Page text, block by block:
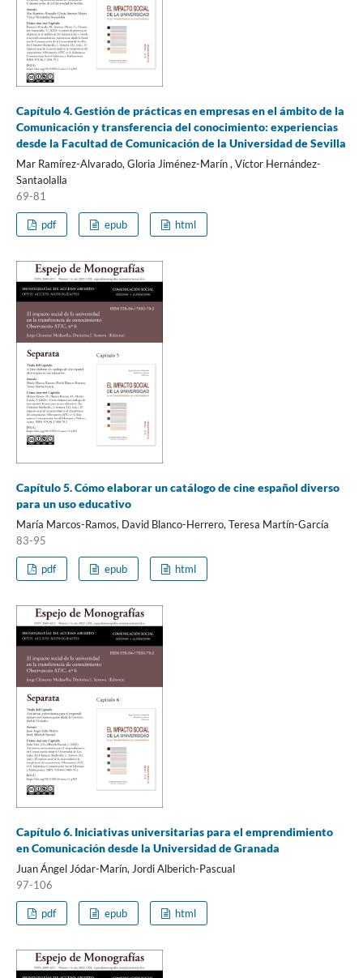
Capítulo 4. Gestión de prácticas en empresas en el ámbito de la
Comunicación y transferencia del conocimiento: experiencias
desde la Facultad de Comunicación de la Universidad de Sevilla
Mar Ramírez-Alvarado, Gloria Jiménez-Marín , Víctor Hernández-
Santaolalla
69-81
pdf epub html
Capítulo 5. Cómo elaborar un catálogo de cine español diverso
para un uso educativo
María Marcos-Ramos, David Blanco-Herrero, Teresa Martín-García
83-95
pdf epub html
Capítulo 6. Iniciativas universitarias para el emprendimiento
en Comunicación desde la Universidad de Granada
Juan Ángel Jódar-Marín, Jordi Alberich-Pascual
97-106
pdf epub html